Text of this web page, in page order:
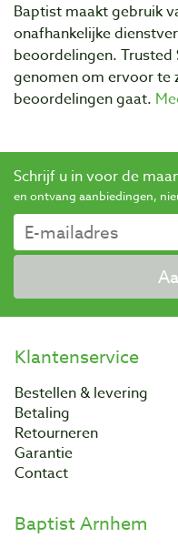
Baptist maakt gebruik
onafhankelijke
beoordelingen.
genomen om ervoor te
beoordelingen gaat.
Schrijf u in voor de
en ontvang aanbiedingen,
Klantenservice
Bestellen & levering
Betaling
Retourneren
Garantie
Contact
Baptist Arnhem